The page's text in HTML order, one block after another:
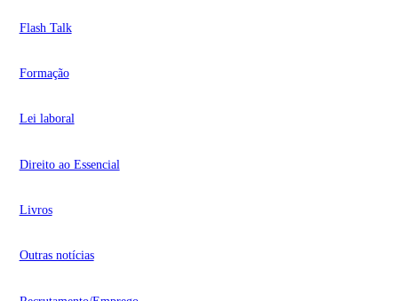
Flash Talk
Formação
Lei laboral
Direito ao Essencial
Livros
Outras notícias